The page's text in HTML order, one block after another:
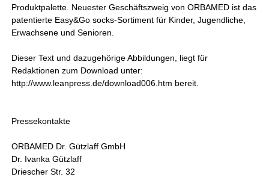
Produktpalette. Neuester Geschäftszweig von ORBAMED ist das
patentierte Easy&Go socks-Sortiment für Kinder, Jugendliche,
Erwachsene und Senioren.
Dieser Text und dazugehörige Abbildungen, liegt für
Redaktionen zum Download unter:
http://www.leanpress.de/download006.htm bereit.
Pressekontakte
ORBAMED Dr. Gützlaff GmbH
Dr. Ivanka Gützlaff
Driescher Str. 32